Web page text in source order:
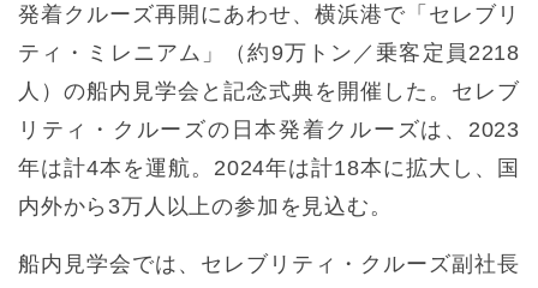
発着クルーズ再開にあわせ、横浜港で「セレブリ
ティ・ミレニアム」（約9万トン／乗客定員2218
人）の船内見学会と記念式典を開催した。セレブ
リティ・クルーズの日本発着クルーズは、2023
年は計4本を運航。2024年は計18本に拡大し、国
内外から3万人以上の参加を見込む。
船内見学会では、セレブリティ・クルーズ副社長